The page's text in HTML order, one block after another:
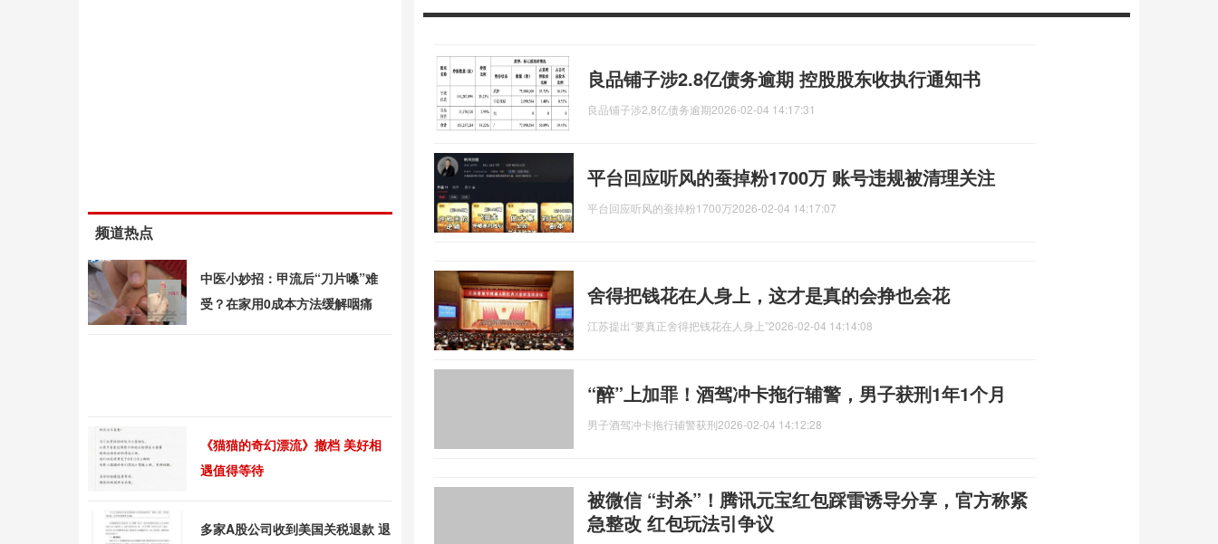
良品铺子涉2.8亿债务逾期 控股股东收执行通知书
良品铺子涉2,8亿债务逾期2026-02-04 14:17:31
平台回应听风的蚕掉粉1700万 账号违规被清理关注
平台回应听风的蚕掉粉1700万2026-02-04 14:17:07
舍得把钱花在人身上，这才是真的会挣也会花
江苏提出“要真正舍得把钱花在人身上”2026-02-04 14:14:08
“醉”上加罪！酒驾冲卡拖行辅警，男子获刑1年1个月
男子酒驾冲卡拖行辅警获刑2026-02-04 14:12:28
被微信 “封杀”！腾讯元宝红包踩雷诱导分享，官方称紧
急整改 红包玩法引争议
频道热点
中医小妙招：甲流后“刀片嗓”难
受？在家用0成本方法缓解咽痛
《猫猫的奇幻漂流》撤档 美好相
遇值得等待
多家A股公司收到美国关税退款 退